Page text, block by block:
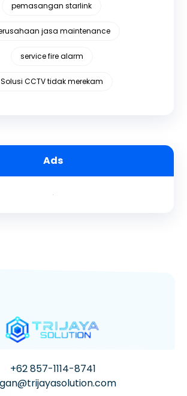
pemasangan starlink
jasa maintenance
service fire alarm
Solusi CCTV tidak merekam
Ads